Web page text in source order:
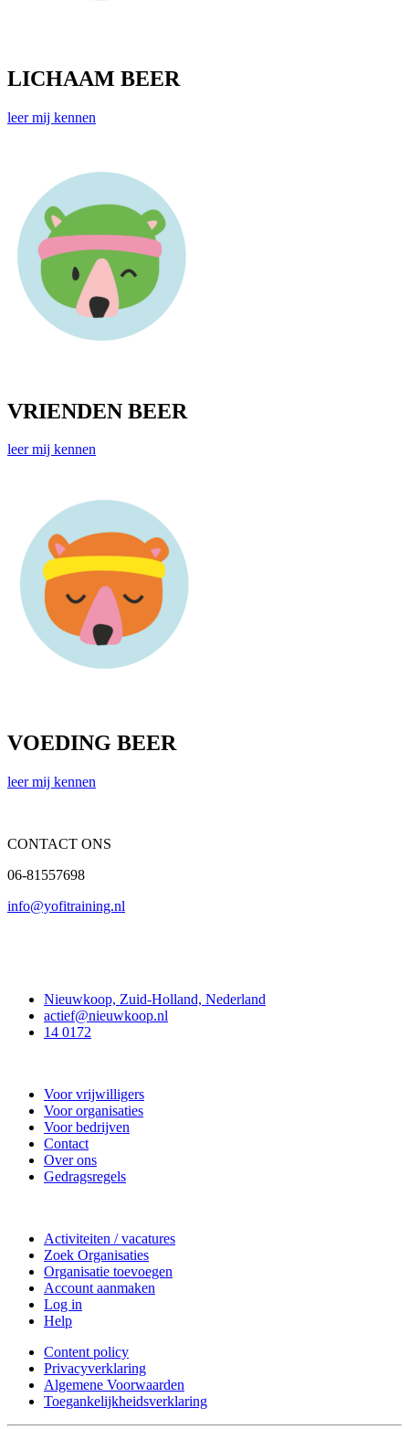
LICHAAM BEER
leer mij kennen
VRIENDEN BEER
leer mij kennen
VOEDING BEER
leer mij kennen
CONTACT ONS
06-81557698
info@yofitraining.nl
Nieuwkoop, Zuid-Holland, Nederland
actief@nieuwkoop.nl
14 0172
Voor vrijwilligers
Voor organisaties
Voor bedrijven
Contact
Over ons
Gedragsregels
Activiteiten / vacatures
Zoek Organisaties
Organisatie toevoegen
Account aanmaken
Log in
Help
Content policy
Privacyverklaring
Algemene Voorwaarden
Toegankelijkheidsverklaring